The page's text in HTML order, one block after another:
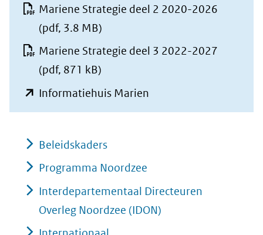
Mariene Strategie deel 2 2020-2026
(pdf, 3.8 MB)
Mariene Strategie deel 3 2022-2027
(pdf, 871 kB)
Informatiehuis Marien
in
naar
een
Beleidskaders
Programma Noordzee
Interdepartementaal Directeuren
Overleg Noordzee (IDON)